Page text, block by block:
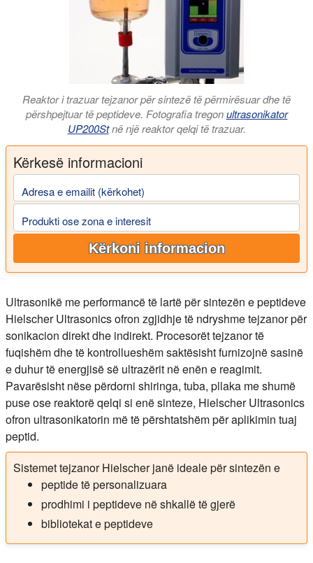
Reaktor i trazuar tejzanor për sintezë të përmirësuar dhe të
përshpejtuar të peptideve. Fotografia tregonultrasonikator
UP200Stnë një reaktor qelqi të trazuar.
Kërkesë informacioni
Adresa e emailit (kërkohet)
Produkti ose zona e interesit
Kërkoni informacion
Ultrasonikë me performancë të lartë për sintezën e peptideve
Hielscher Ultrasonics ofron zgjidhje të ndryshme tejzanor për
sonikacion direkt dhe indirekt. Procesorët tejzanor të
fuqishëm dhe të kontrollueshëm saktësisht furnizojnë sasinë
e duhur të energjisë së ultrazërit në enën e reagimit.
Pavarësisht nëse përdorni shiringa, tuba, pllaka me shumë
puse ose reaktorë qelqi si enë sinteze, Hielscher Ultrasonics
ofron ultrasonikatorin më të përshtatshëm për aplikimin tuaj
peptid.
Sistemet tejzanor Hielscher janë ideale për sintezën e
peptide të personalizuara
prodhimi i peptideve në shkallë të gjerë
bibliotekat e peptideve